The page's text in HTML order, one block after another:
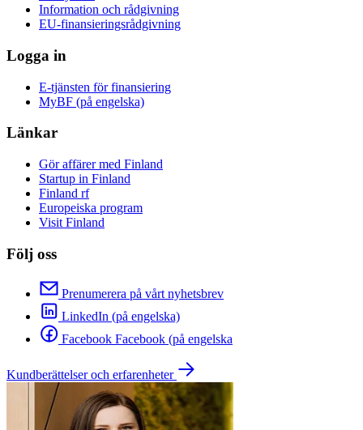
Information och rådgivning
EU-finansieringsrådgivning
Logga in
E-tjänsten för finansiering
MyBF (på engelska)
Länkar
Gör affärer med Finland
Startup in Finland
Finland rf
Europeiska program
Visit Finland
Följ oss
Prenumerera på vårt nyhetsbrev
LinkedIn (på engelska)
Facebook Facebook (på engelska
Kundberättelser och erfarenheter